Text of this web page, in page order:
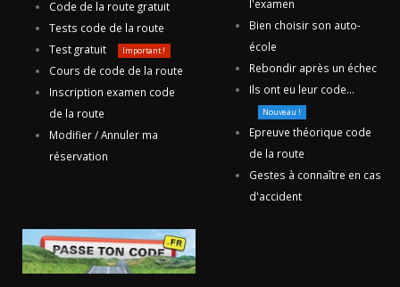
Code de la route gratuit
Tests code de la route
Test gratuit
Important !
Cours de code de la route
Inscription examen code
de la route
Modifier / Annuler ma
réservation
l'examen
Bien choisir son auto-
école
Rebondir après un échec
Ils ont eu leur code...
Nouveau !
Epreuve théorique code
de la route
Gestes à connaître en cas
d'accident